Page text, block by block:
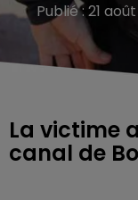
Publié : 21
La victime
canal de